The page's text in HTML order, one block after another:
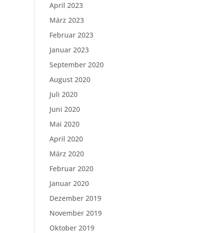
April 2023
März 2023
Februar 2023
Januar 2023
September 2020
August 2020
Juli 2020
Juni 2020
Mai 2020
April 2020
März 2020
Februar 2020
Januar 2020
Dezember 2019
November 2019
Oktober 2019